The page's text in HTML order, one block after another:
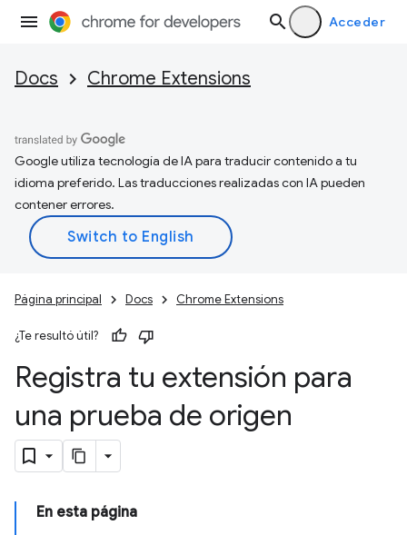
Acceder
Docs Chrome Extensions
Google utiliza tecnología de IA para traducir contenido a tu
idioma preferido. Las traducciones realizadas con IA pueden
contener errores.
Página principal Docs Chrome Extensions
¿Te resultó útil?
Registra tu extensión para
una prueba de origen
En esta página